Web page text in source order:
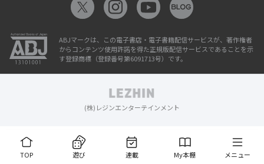
TOP 遊び 連載 My本棚 メニュー
ABJマークは、この電子書店・電子書籍配信サービスが、著作権者
からコンテンツ使用許諾を得た正規版配信サービスであることを示
す登録商標（登録番号第6091713号）です。
(株)レジンエンターテインメント